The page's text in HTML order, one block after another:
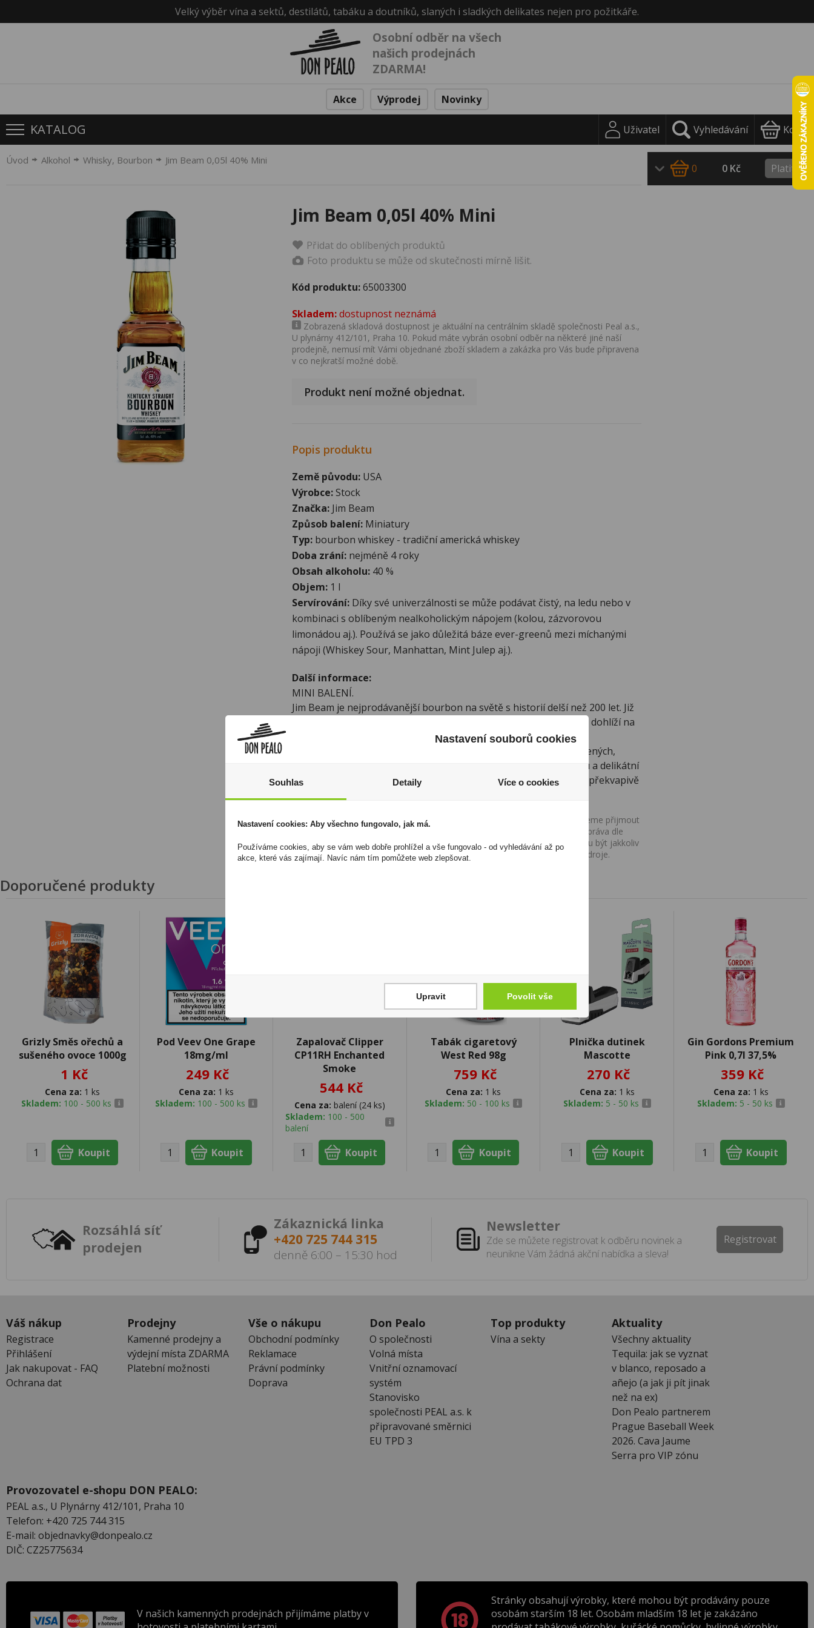
Velký výběr vína a sektů, destilátů, tabáku a doutníků, slaných i sladkých delikates nejen pro požitkáře.
Osobní odběr na všech
našich prodejnách
ZDARMA!
Akce Výprodej Novinky
KATALOG Uživatel Vyhledávání Košík
Úvod Alkohol Whisky, Bourbon Jim Beam 0,05l 40% Mini
Jim Beam 0,05l 40% Mini
Přidat do oblíbených produktů
Foto produktu se může od skutečnosti mírně lišit.
Kód produktu:65003300
Skladem:dostupnost neznámá
Zobrazená skladová dostupnost je aktuální na centrálním skladě společnosti Peal a.s.,
U plynárny 412/101, Praha 10. Pokud máte vybrán osobní odběr na některé jiné naší
prodejně, nemusí mít Vámi objednané zboží skladem a zakázka pro Vás bude připravena
v co nejkratší možné době.
Produkt není možné objednat.
Popis produktu
Země původu: USA
Výrobce:Stock
Značka: Jim Beam
Způsob balení: Miniatury
Typ: bourbon whiskey - tradiční americká whiskey
Doba zrání: nejméně 4 roky
Obsah alkoholu: 40 %
Objem: 1 l
Servírování: Díky své univerzálnosti se může podávat čistý, na ledu nebo v
kombinaci s oblíbeným nealkoholickým nápojem (kolou, zázvorovou
limonádou aj.). Používá se jako důležitá báze ever-greenů mezi míchanými
nápoji (Whiskey Sour, Manhattan, Mint Julep aj.).
Další informace:
MINI BALENÍ.
Jim Beam je nejprodávanější bourbon na světě s historií delší než 200 let. Již
po sedm generací rodina Beamů pečlivě střeží tajnou recepturu a dohlíží na
prvotřídní kvalitu tohoto světoznámého bourbonu z Kentucky.
Jim Beam White zraje nejméně po dobu 4 let v nových, silně vypálených,
sudech z amerického bílého dubu. Tím získává mimořádně lehkou a delikátní
chuť se silnými tóny vanilky a karamelek. V závěru intenzivní chuť překvapivě
I přesto, že jsou informace o výrobcích pravidelně aktualizovány, nemůžeme přijmout
odpovědnost za jakékoliv nesprávné informace. To však nemá vliv na Vaše práva dle
zákona. Tyto informace jsou podávány pouze pro osobní použití a nemohou být jakkoliv
kopírovány bez předchozího souhlasu DonPealo ani bez řádného uvedení zdroje.
0 0 Kč Platit
Doporučené produkty
Grizly Směs ořechů a
sušeného ovoce 1000g
1 Kč
Cena za: 1 ks
Skladem: 100 - 500 ks
Pod Veev One Grape
18mg/ml
249 Kč
Cena za: 1 ks
Skladem: 100 - 500 ks
Zapalovač Clipper
CP11RH Enchanted
Smoke
544 Kč
Cena za: balení (24 ks)
Skladem: 100 - 500
balení
Tabák cigaretový
West Red 98g
759 Kč
Cena za: 1 ks
Skladem: 50 - 100 ks
Plnička dutinek
Mascotte
270 Kč
Cena za: 1 ks
Skladem: 5 - 50 ks
Gin Gordons Premium
Pink 0,7l 37,5%
359 Kč
Cena za: 1 ks
Skladem: 5 - 50 ks
Rozsáhlá síť
prodejen
Zákaznická linka
+420 725 744 315
denně 6:00 – 15:30 hod
Newsletter
Zde se můžete registrovat k odběru novinek a
neunikne Vám žádná akční nabídka a sleva!
Registrovat
Váš nákup
Registrace
Přihlášení
Jak nakupovat - FAQ
Ochrana dat
Prodejny
Kamenné prodejny a
výdejní místa ZDARMA
Platební možnosti
Vše o nákupu
Obchodní podmínky
Reklamace
Právní podmínky
Doprava
Don Pealo
O společnosti
Volná místa
Vnitřní oznamovací
systém
Stanovisko
společnosti PEAL a.s. k
připravované směrnici
EU TPD 3
Top produkty
Vína a sekty
Aktuality
Všechny aktuality
Tequila: jak se vyznat
v blanco, reposado a
añejo (a jak ji pít jinak
než na ex)
Don Pealo partnerem
Prague Baseball Week
2026. Cava Jaume
Serra pro VIP zónu
Provozovatel e-shopu DON PEALO:
PEAL a.s., U Plynárny 412/101, Praha 10
Telefon: +420 725 744 315
E-mail: objednavky@donpealo.cz
DIČ: CZ25775634
V našich kamenných prodejnách přijímáme platby v
Stránky obsahují výrobky, které mohou být prodávány pouze
osobám starším 18 let. Osobám mladším 18 let je zakázáno
Nastavení souborů cookies
Souhlas Detaily Více o cookies
Nastavení cookies: Aby všechno fungovalo, jak má.
Používáme cookies, aby se vám web dobře prohlížel a vše fungovalo - od vyhledávání až po
akce, které vás zajímají. Navíc nám tím pomůžete web zlepšovat.
Upravit Povolit vše